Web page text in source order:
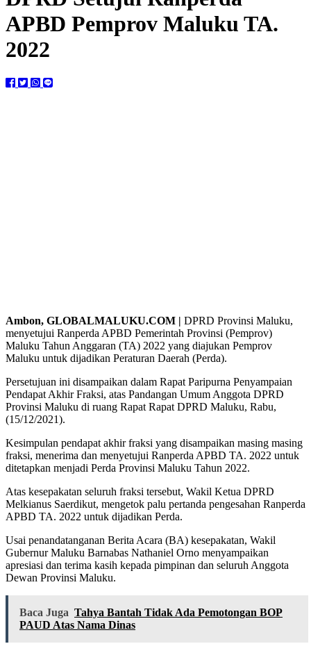
APBD Pemprov Maluku TA.
2022
Ambon, GLOBALMALUKU.COM | DPRD Provinsi Maluku,
menyetujui Ranperda APBD Pemerintah Provinsi (Pemprov)
Maluku Tahun Anggaran (TA) 2022 yang diajukan Pemprov
Maluku untuk dijadikan Peraturan Daerah (Perda).
Persetujuan ini disampaikan dalam Rapat Paripurna Penyampaian
Pendapat Akhir Fraksi, atas Pandangan Umum Anggota DPRD
Provinsi Maluku di ruang Rapat Rapat DPRD Maluku, Rabu,
(15/12/2021).
Kesimpulan pendapat akhir fraksi yang disampaikan masing masing
fraksi, menerima dan menyetujui Ranperda APBD TA. 2022 untuk
ditetapkan menjadi Perda Provinsi Maluku Tahun 2022.
Atas kesepakatan seluruh fraksi tersebut, Wakil Ketua DPRD
Melkianus Saerdikut, mengetok palu pertanda pengesahan Ranperda
APBD TA. 2022 untuk dijadikan Perda.
Usai penandatanganan Berita Acara (BA) kesepakatan, Wakil
Gubernur Maluku Barnabas Nathaniel Orno menyampaikan
apresiasi dan terima kasih kepada pimpinan dan seluruh Anggota
Dewan Provinsi Maluku.
Baca Juga Tahya Bantah Tidak Ada Pemotongan BOP
PAUD Atas Nama Dinas